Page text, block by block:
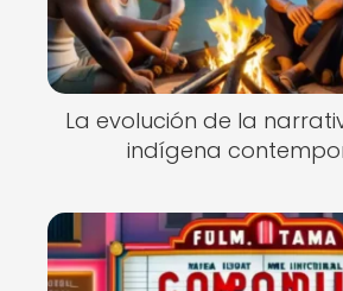
La evolución de la
indígena